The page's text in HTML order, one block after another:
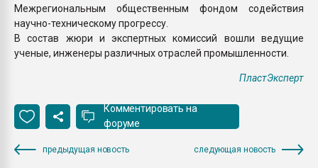
Межрегиональным общественным фондом содействия
научно-техническому прогрессу.
В состав жюри и экспертных комиссий вошли ведущие
ученые, инженеры различных отраслей промышленности.
ПластЭксперт
Комментировать на
форуме
предыдущая новость следующая новость